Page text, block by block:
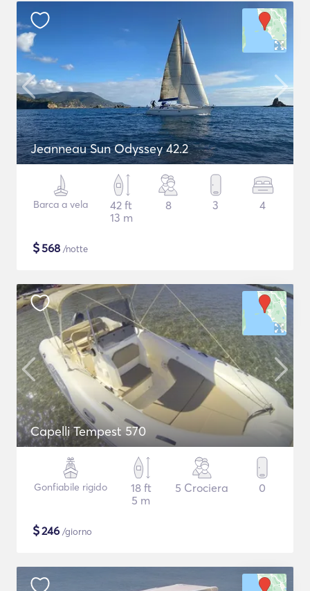
Jeanneau Sun Odyssey 42.2
Barca a vela
42 ft
13 m
8 3 4
$568 /notte
Capelli Tempest 570
Gonfiabile rigido
18 ft
5 m
5 Crociera 0
$246 /giorno